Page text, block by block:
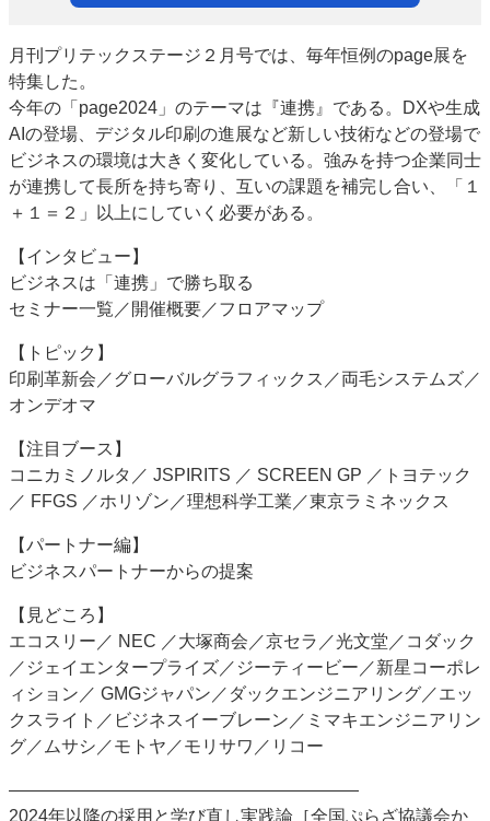
月刊プリテックステージ２月号では、毎年恒例のpage展を
特集した。
今年の「page2024」のテーマは『連携』である。DXや生成
AIの登場、デジタル印刷の進展など新しい技術などの登場で
ビジネスの環境は大きく変化している。強みを持つ企業同士
が連携して長所を持ち寄り、互いの課題を補完し合い、「１
＋１＝２」以上にしていく必要がある。
【インタビュー】
ビジネスは「連携」で勝ち取る
セミナー一覧／開催概要／フロアマップ
【トピック】
印刷革新会／グローバルグラフィックス／両毛システムズ／
オンデオマ
【注目ブース】
コニカミノルタ／ JSPIRITS ／ SCREEN GP ／トヨテック
／ FFGS ／ホリゾン／理想科学工業／東京ラミネックス
【パートナー編】
ビジネスパートナーからの提案
【見どころ】
エコスリー／ NEC ／大塚商会／京セラ／光文堂／コダック
／ジェイエンタープライズ／ジーティービー／新星コーポレ
ィション／ GMGジャパン／ダックエンジニアリング／エッ
クスライト／ビジネスイーブレーン／ミマキエンジニアリン
グ／ムサシ／モトヤ／モリサワ／リコー
――――――――――――――――――――
2024年以降の採用と学び直し実践論［全国ぷらざ協議会か